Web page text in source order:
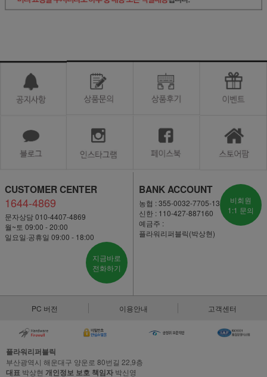
CUSTOMER CENTER
1644-4869
문자상담 010-4407-4869
월~토 09:00 - 20:00
일요일·공휴일 09:00 - 18:00
지금바로
전화하기
BANK ACCOUNT
농협 : 355-0032-7705-13
신한 : 110-427-887160
예금주 :
플라워리퍼블릭(박상현)
비회원
1:1 문의
PC 버전 이용안내 고객센터
플라워리퍼블릭
부산광역시 해운대구 양운로 80번길 22,9층
대표 박상현 개인정보 보호 책임자 박신영